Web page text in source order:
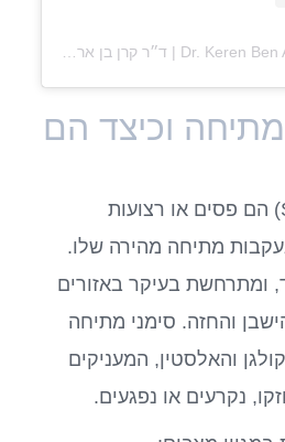
וכיצד הם
סימני מתיחה (Striae) הם פסים או רצועות
מתיחה מהירה שלו.
ומתרחשת בעיקר באזורים
והחזה. סימני מתיחה
והאלסטין, המעניקים
נקרעים או נפגעים.